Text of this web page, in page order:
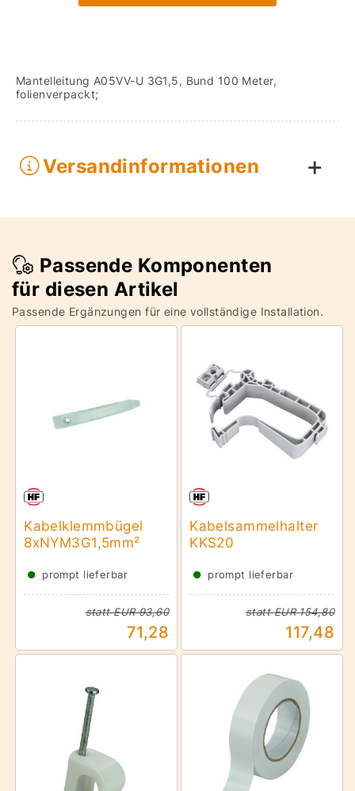
Mantelleitung A05VV-U 3G1,5, Bund 100 Meter,
folienverpackt;
Versandinformationen
Passende Komponenten
für diesen Artikel
Passende Ergänzungen für eine vollständige Installation.
Kabelklemmbügel
8xNYM3G1,5mm²
● prompt lieferbar
stattEUR 93,60
71,28
Kabelsammelhalter
KKS20
● prompt lieferbar
stattEUR 154,80
117,48